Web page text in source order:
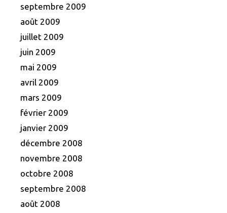
septembre 2009
août 2009
juillet 2009
juin 2009
mai 2009
avril 2009
mars 2009
février 2009
janvier 2009
décembre 2008
novembre 2008
octobre 2008
septembre 2008
août 2008